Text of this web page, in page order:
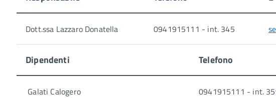
Dott.ssa Lazzaro Donatella 0941915111 - int. 345
Dipendenti Telefono
Galati Calogero 0941915111 - int.